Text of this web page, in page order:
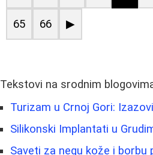
65 66 ▶
Tekstovi na srodnim
Turizam u Crnoj Gori:
Silikonski Implantati u
Saveti za negu kože i borbu